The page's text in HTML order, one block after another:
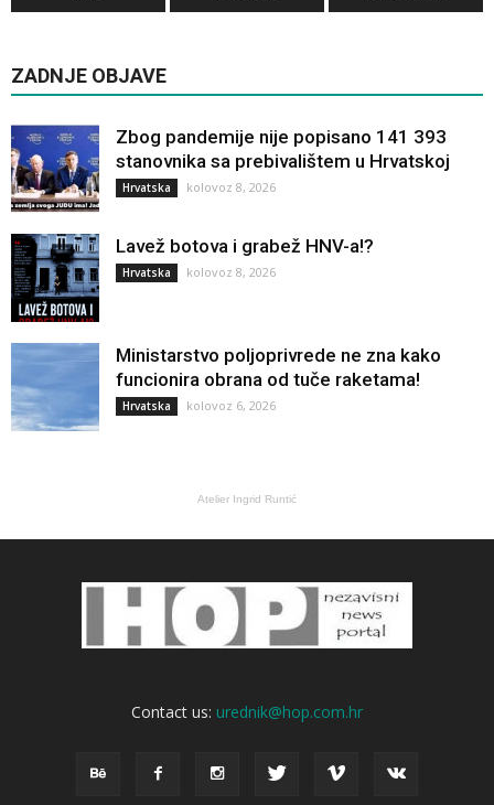
ZADNJE OBJAVE
Zbog pandemije nije popisano 141 393
stanovnika sa prebivalištem u Hrvatskoj
Hrvatska kolovoz 8, 2026
Lavež botova i grabež HNV-a!?
Hrvatska kolovoz 8, 2026
Ministarstvo poljoprivrede ne zna kako
funcionira obrana od tuče raketama!
Hrvatska kolovoz 6, 2026
Atelier Ingrid Runtić
Contact us: urednik@hop.com.hr